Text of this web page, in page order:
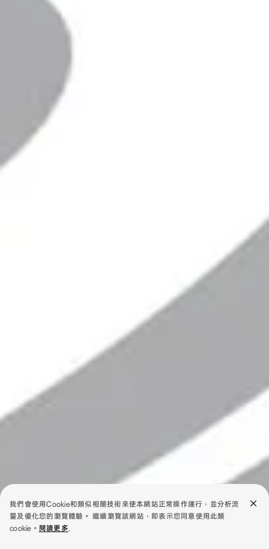
我們會使用Cookie和類似相關技術來使本網站正常操作運行，並分析流
量及優化您的瀏覽體驗。 繼續瀏覽該網站，即表示您同意使用此類
cookie。 閱讀更多.